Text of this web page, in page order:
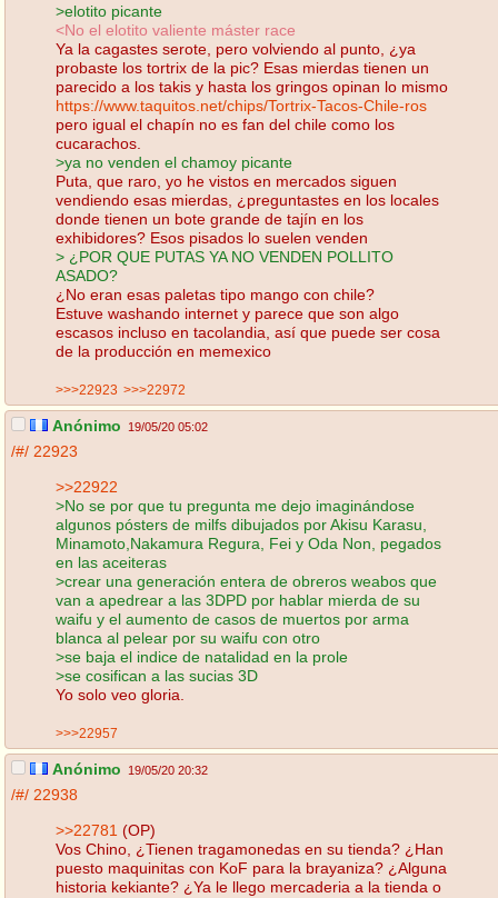
>elotito picante
<No el elotito valiente máster race
Ya la cagastes serote, pero volviendo al punto, ¿ya
probaste los tortrix de la pic? Esas mierdas tienen un
parecido a los takis y hasta los gringos opinan lo mismo
https://www.taquitos.net/chips/Tortrix-Tacos-Chile-ros
pero igual el chapín no es fan del chile como los
cucarachos.
>ya no venden el chamoy picante
Puta, que raro, yo he vistos en mercados siguen
vendiendo esas mierdas, ¿preguntastes en los locales
donde tienen un bote grande de tajín en los
exhibidores? Esos pisados lo suelen venden
> ¿POR QUE PUTAS YA NO VENDEN POLLITO
ASADO?
¿No eran esas paletas tipo mango con chile?
Estuve washando internet y parece que son algo
escasos incluso en tacolandia, así que puede ser cosa
de la producción en memexico
>>>22923 >>>22972
Anónimo 19/05/20 05:02
/#/ 22923
>>22922
>No se por que tu pregunta me dejo imaginándose
algunos pósters de milfs dibujados por Akisu Karasu,
Minamoto,Nakamura Regura, Fei y Oda Non, pegados
en las aceiteras
>crear una generación entera de obreros weabos que
van a apedrear a las 3DPD por hablar mierda de su
waifu y el aumento de casos de muertos por arma
blanca al pelear por su waifu con otro
>se baja el indice de natalidad en la prole
>se cosifican a las sucias 3D
Yo solo veo gloria.
>>>22957
Anónimo 19/05/20 20:32
/#/ 22938
>>22781 (OP)
Vos Chino, ¿Tienen tragamonedas en su tienda? ¿Han
puesto maquinitas con KoF para la brayaniza? ¿Alguna
historia kekiante? ¿Ya le llego mercaderia a la tienda o